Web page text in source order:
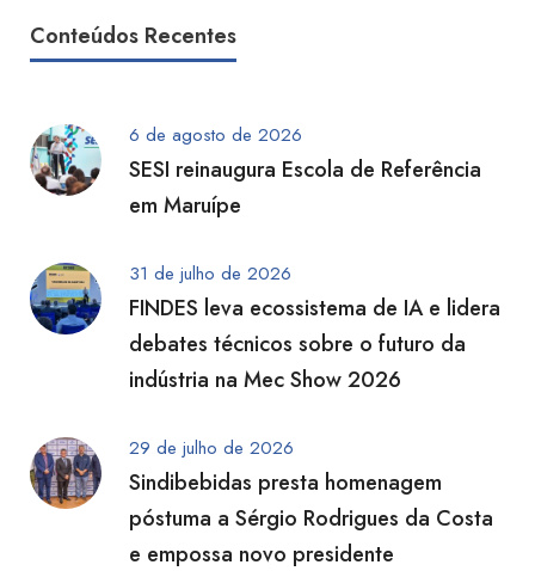
Conteúdos Recentes
6 de agosto de 2026
SESI reinaugura Escola de Referência
em Maruípe
31 de julho de 2026
FINDES leva ecossistema de IA e lidera
debates técnicos sobre o futuro da
indústria na Mec Show 2026
29 de julho de 2026
Sindibebidas presta homenagem
póstuma a Sérgio Rodrigues da Costa
e empossa novo presidente